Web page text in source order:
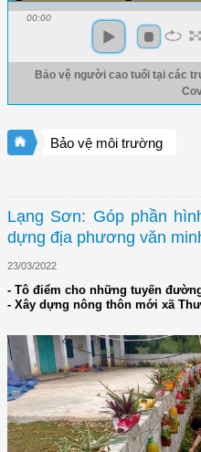
00:00
Bảo vệ người cao tuổi tại các
Bảo vệ môi trường
Lạng Sơn: Góp phần
dựng địa phương văn
23/03/2022
- Tô điểm cho những tuyến
- Xây dựng nông thôn mới xã